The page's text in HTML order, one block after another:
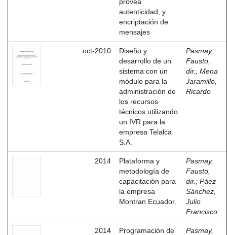
autenticidad, y
encriptación de
mensajes
oct-2010
Diseño y
desarrollo de un
sistema con un
módulo para la
administración de
los recursos
técnicos utilizando
un IVR para la
empresa Telalca
S.A.
Pasmay,
Fausto,
dir. ; Mena
Jaramillo,
Ricardo
2014
Plataforma y
metodología de
capacitación para
la empresa
Montran Ecuador.
Pasmay,
Fausto,
dir. ; Páez
Sánchez,
Julio
Francisco
2014 Programación de Pasmay,